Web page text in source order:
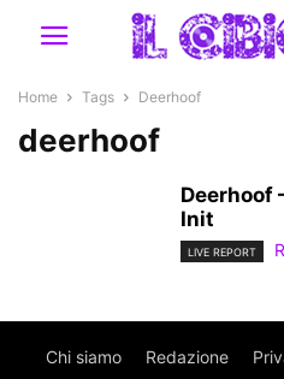
Home Tags Deerhoof
deerhoof
Deerhoof
Init
LIVE REPORT
Chi siamo Redazione